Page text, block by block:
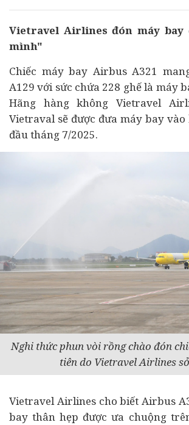
Vietravel Airlines đón máy bay
mình"
Chiếc máy bay Airbus A321
A129 với sức chứa 228 ghế là máy
Hãng hàng không Vietravel
Vietraval sẽ được đưa máy bay
đầu tháng 7/2025.
Nghi thức phun vòi rồng chào đón
tiên do Vietravel Airlines
Vietravel Airlines cho biết Airbus
bay thân hẹp được ưa chuộng